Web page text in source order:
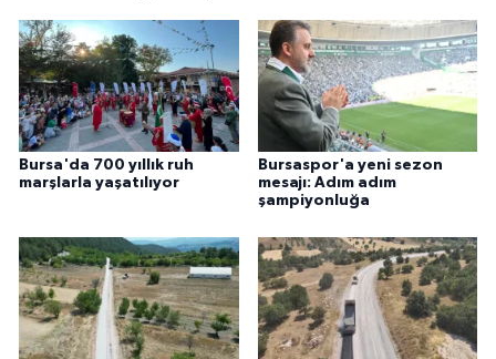
Bursa'da 700 yıllık ruh
marşlarla yaşatılıyor
Bursaspor'a yeni sezon
mesajı: Adım adım
şampiyonluğa